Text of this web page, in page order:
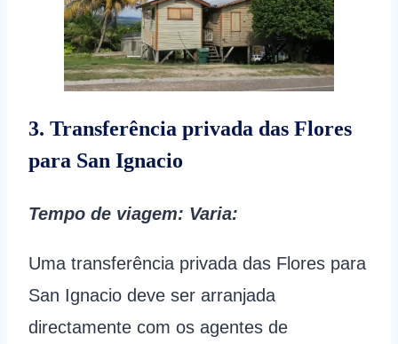
3. Transferência privada das Flores
para San Ignacio
Tempo de viagem: Varia:
Uma transferência privada das Flores para
San Ignacio deve ser arranjada
directamente com os agentes de